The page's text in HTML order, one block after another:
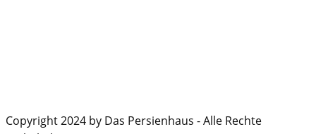
Copyright 2024 by Das Persienhaus - Alle Rechte